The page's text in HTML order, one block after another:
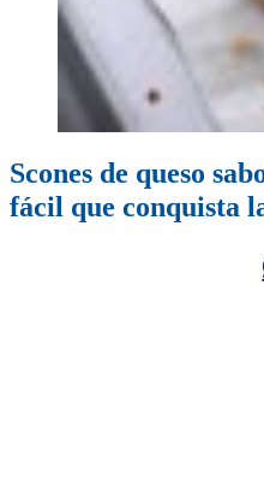
Scones de queso
fácil que conquista